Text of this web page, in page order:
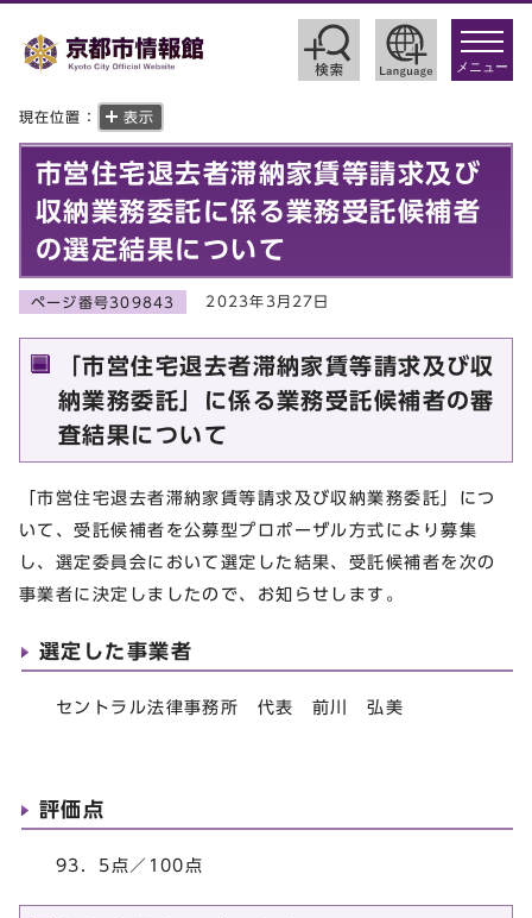
toggle
メニュー
現在位置： 表示
市営住宅退去者滞納家賃等請求及び
収納業務委託に係る業務受託候補者
の選定結果について
ページ番号309843 2023年3月27日
「市営住宅退去者滞納家賃等請求及び収
納業務委託」に係る業務受託候補者の審
査結果について
「市営住宅退去者滞納家賃等請求及び収納業務委託」につ
いて、受託候補者を公募型プロポーザル方式により募集
し、選定委員会において選定した結果、受託候補者を次の
事業者に決定しましたので、お知らせします。
選定した事業者
セントラル法律事務所 代表 前川 弘美
評価点
93．5点／100点